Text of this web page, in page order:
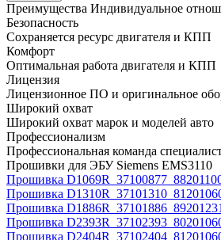
Преимущества Индивидуальное
Безопасность
Сохраняется ресурс двигателя и КПП
Комфорт
Оптимальная работа двигателя и КПП
Лицензия
Лицензионное ПО и оригинальное
Широкий охват
Широкий охват марок и моделей авто
Профессионализм
Профессиональная команда
Прошивки для ЭБУ Siemens EMS3110
Прошивка
Прошивка
Прошивка
Прошивка
Прошивка